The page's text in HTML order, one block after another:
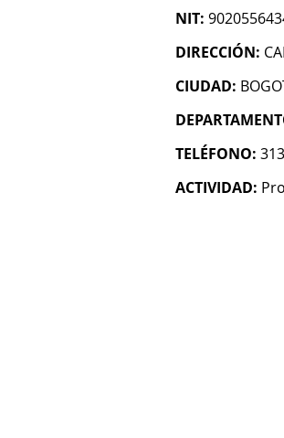
NIT:
DIRECCIÓN:
CIUDAD:
TELÉFONO:
ACTIVIDAD: